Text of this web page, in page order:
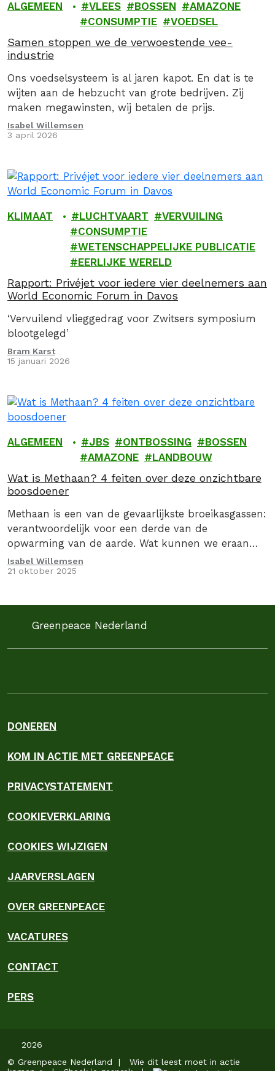
ALGEMEEN VLEES BOSSEN
AMAZONE
CONSUMPTIE
VOEDSEL
Samen stoppen we de verwoestende vee-
industrie
Ons voedselsysteem is al jaren kapot. En dat is te
wijten aan de hebzucht van grote bedrijven. Zij
maken megawinsten, wij betalen de prijs.
Isabel Willemsen
3 april 2026
KLIMAAT LUCHTVAART
VERVUILING
CONSUMPTIE
WETENSCHAPPELIJKE PUBLICATIE
EERLIJKE WERELD
Rapport: Privéjet voor iedere vier deelnemers aan
World Economic Forum in Davos
‘Vervuilend vlieggedrag voor Zwitsers symposium
blootgelegd’
Bram Karst
15 januari 2026
ALGEMEEN JBS ONTBOSSING
BOSSEN
AMAZONE
LANDBOUW
Wat is Methaan? 4 feiten over deze onzichtbare
boosdoener
Methaan is een van de gevaarlijkste broeikasgassen:
verantwoordelijk voor een derde van de
opwarming van de aarde. Wat kunnen we eraan
doen?
Isabel Willemsen
21 oktober 2025
Greenpeace Nederland
DONEREN
KOM IN ACTIE MET GREENPEACE
PRIVACYSTATEMENT
COOKIEVERKLARING
COOKIES WIJZIGEN
JAARVERSLAGEN
OVER GREENPEACE
VACATURES
CONTACT
PERS
2026
© Greenpeace Nederland | Wie dit leest moet in actie